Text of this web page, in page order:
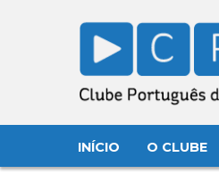
INÍCIO O CLUBE